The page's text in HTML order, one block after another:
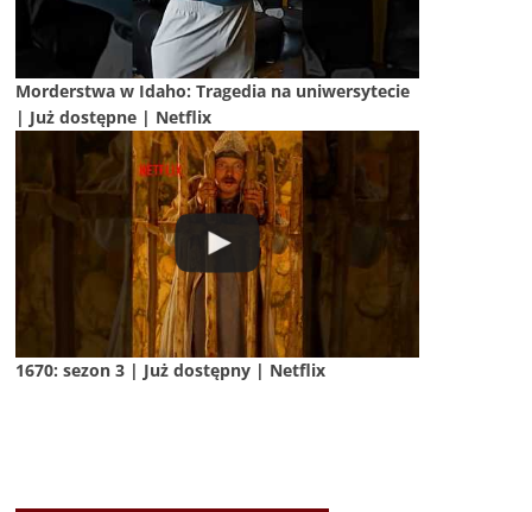
Morderstwa w Idaho: Tragedia na uniwersytecie
| Już dostępne | Netflix
1670: sezon 3 | Już dostępny | Netflix